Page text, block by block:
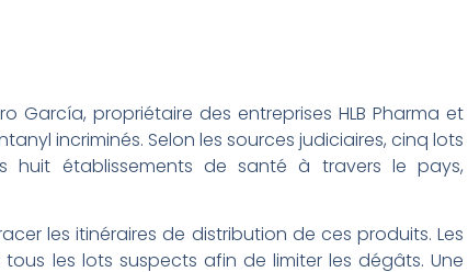
García, propriétaire des entreprises HLB Pharma et
incriminés. Selon les sources judiciaires, cinq lots
huit établissements de santé à travers le pays,
les itinéraires de distribution de ces produits. Les
les lots suspects afin de limiter les dégâts. Une